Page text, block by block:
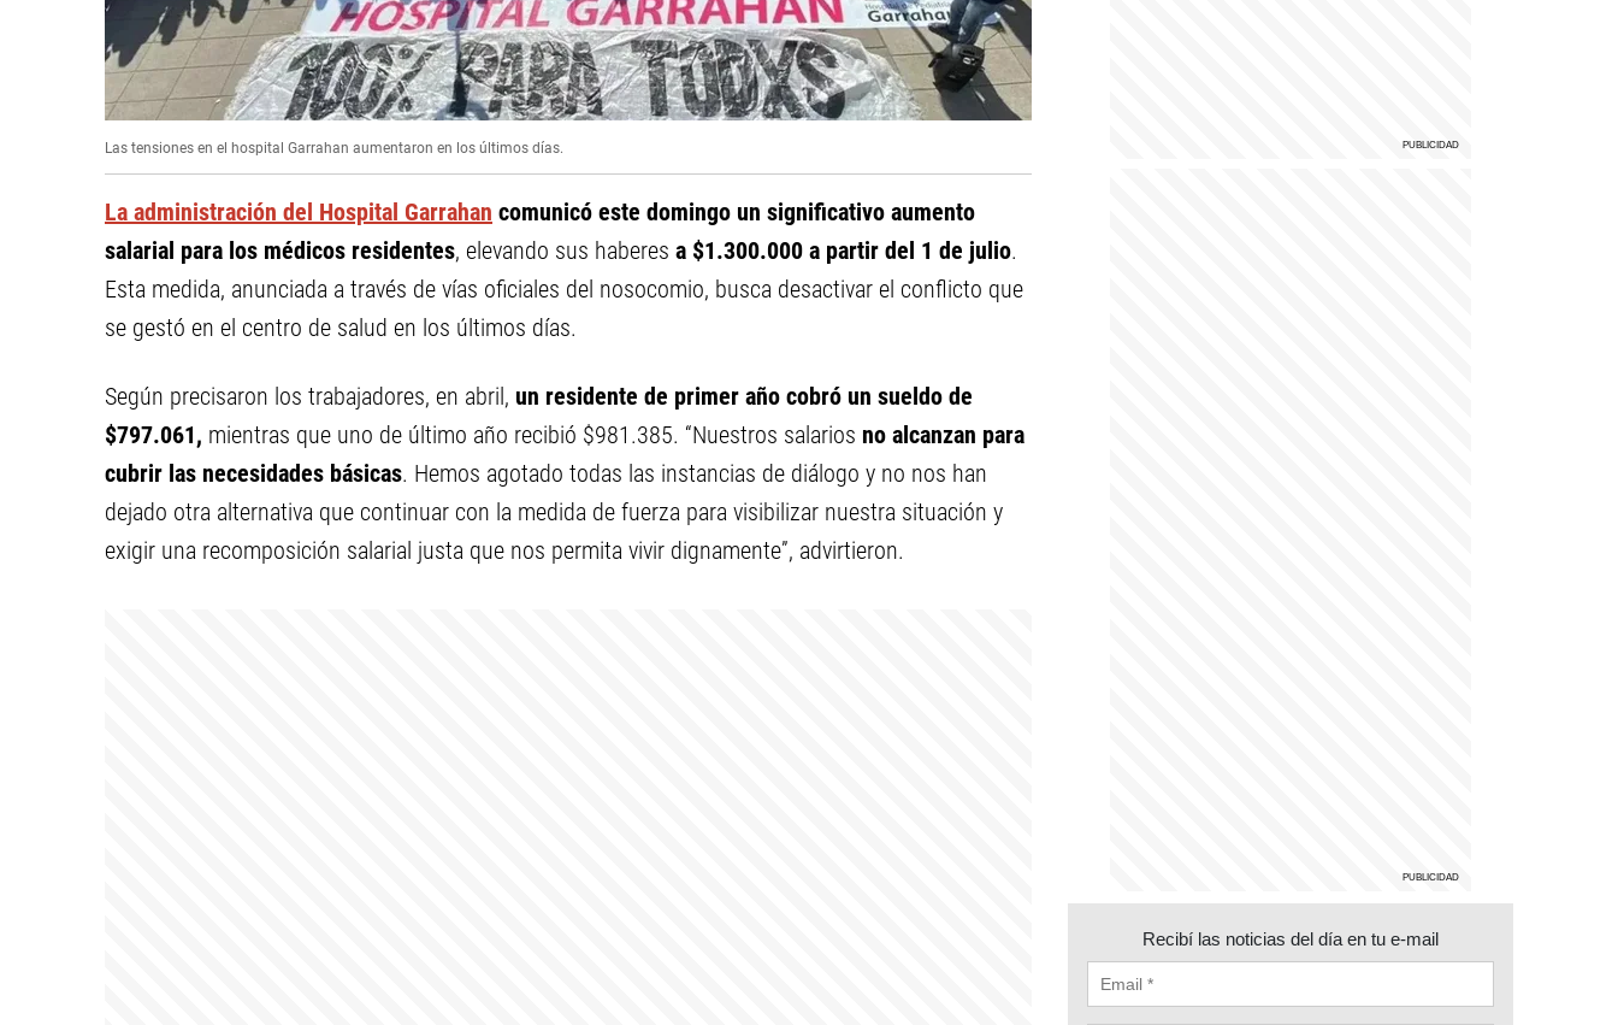
Las tensiones en el hospital Garrahan aumentaron en los últimos días.
La administración del Hospital Garrahan comunicó este domingo un significativo aumento
salarial para los médicos residentes, elevando sus haberes a $1.300.000 a partir del 1 de julio.
Esta medida, anunciada a través de vías oficiales del nosocomio, busca desactivar el conflicto que
se gestó en el centro de salud en los últimos días.
Según precisaron los trabajadores, en abril, un residente de primer año cobró un sueldo de
$797.061, mientras que uno de último año recibió $981.385. “Nuestros salarios no alcanzan para
cubrir las necesidades básicas. Hemos agotado todas las instancias de diálogo y no nos han
dejado otra alternativa que continuar con la medida de fuerza para visibilizar nuestra situación y
exigir una recomposición salarial justa que nos permita vivir dignamente”, advirtieron.
Recibí las noticias del día en tu e-mail